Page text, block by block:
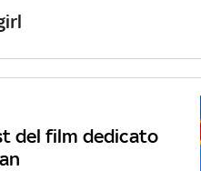
del film dedicato